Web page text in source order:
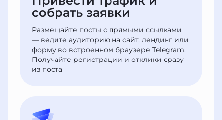
собрать заявки
Размещайте посты с прямыми ссылками
— ведите аудиторию на сайт, лендинг или
форму во встроенном браузере Telegram.
Получайте регистрации и отклики сразу
из поста